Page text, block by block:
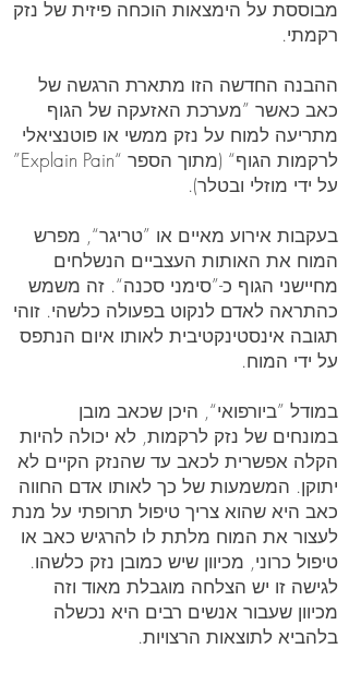
מבוססת על הימצאות הוכחה פיזית של נזק
רקמתי.
ההבנה החדשה הזו מתארת הרגשה של
כאב כאשר ”מערכת האזעקה של הגוף
מתריעה למוח על נזק ממשי או פוטנציאלי
לרקמות הגוף“ (מתוך הספר “Explain Pain”
על ידי מוזלי ובטלר).
בעקבות אירוע מאיים או ”טריגר“, מפרש
המוח את האותות העצביים הנשלחים
מחיישני הגוף כ-”סימני סכנה“. זה משמש
כהתראה לאדם לנקוט בפעולה כלשהי. זוהי
תגובה אינסטינקטיבית לאותו איום הנתפס
על ידי המוח.
במודל ”ביורפואי“, היכן שכאב מובן
במונחים של נזק לרקמות, לא יכולה להיות
הקלה אפשרית לכאב עד שהנזק הקיים לא
יתוקן. המשמעות של כך לאותו אדם החווה
כאב היא שהוא צריך טיפול תרופתי על מנת
לעצור את המוח מלתת לו להרגיש כאב או
טיפול כרוני, מכיוון שיש כמובן נזק כלשהו.
לגישה זו יש הצלחה מוגבלת מאוד וזה
מכיוון שעבור אנשים רבים היא נכשלה
בלהביא לתוצאות הרצויות.